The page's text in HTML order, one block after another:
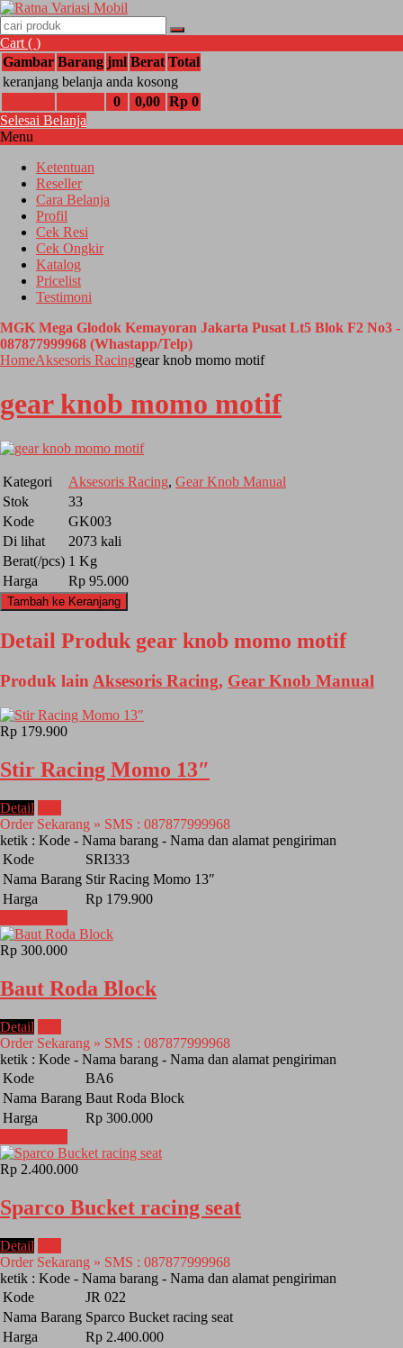
Cart ( )
Gambar Barang jml Berat Total
keranjang belanja anda kosong
0
0,00 Rp 0
Selesai Belanja
Menu
Ketentuan
Reseller
Cara Belanja
Profil
Cek Resi
Cek Ongkir
Katalog
Pricelist
Testimoni
MGK Mega Glodok Kemayoran Jakarta Pusat Lt5 Blok F2 No3 -
087877999968 (Whastapp/Telp)
HomeAksesoris Racinggear knob momo motif
gear knob momo motif
Kategori Aksesoris Racing, Gear Knob Manual
Stok
33
Kode
GK003
Di lihat
2073 kali
Berat(/pcs) 1 Kg
Harga
Rp 95.000
Tambah ke Keranjang
Detail Produk gear knob momo motif
Produk lain Aksesoris Racing, Gear Knob Manual
Rp 179.900
Stir Racing Momo 13″
Detail
Order Sekarang » SMS : 087877999968
ketik : Kode - Nama barang - Nama dan alamat pengiriman
Kode
SRI333
Nama Barang Stir Racing Momo 13″
Harga
Rp 179.900
Rp 300.000
Baut Roda Block
Detail
Order Sekarang » SMS : 087877999968
ketik : Kode - Nama barang - Nama dan alamat pengiriman
Kode
BA6
Nama Barang Baut Roda Block
Harga
Rp 300.000
Rp 2.400.000
Sparco Bucket racing seat
Detail
Order Sekarang » SMS : 087877999968
ketik : Kode - Nama barang - Nama dan alamat pengiriman
Kode
JR 022
Nama Barang Sparco Bucket racing seat
Harga
Rp 2.400.000